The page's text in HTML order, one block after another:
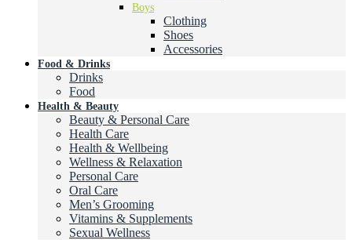
Boys
Clothing
Shoes
Accessories
Food & Drinks
Drinks
Food
Health & Beauty
Beauty & Personal Care
Health Care
Health & Wellbeing
Wellness & Relaxation
Personal Care
Oral Care
Men’s Grooming
Vitamins & Supplements
Sexual Wellness